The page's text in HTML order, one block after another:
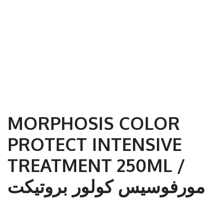
MORPHOSIS COLOR
PROTECT INTENSIVE
TREATMENT 250ML /
مورفوسيس كولور بروتيكت